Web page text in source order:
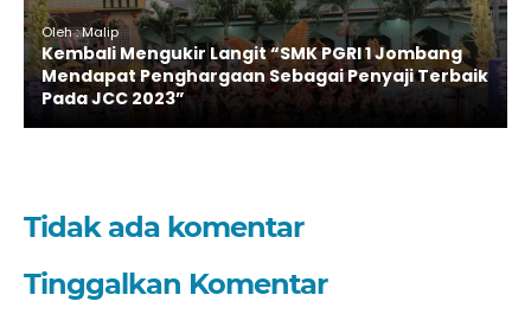
Oleh : Malip
Kembali Mengukir Langit “SMK PGRI 1 Jombang
Mendapat Penghargaan Sebagai Penyaji Terbaik
Pada JCC 2023”
Tidak ada komentar
Tinggalkan Komentar